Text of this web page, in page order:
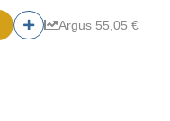
Argus 55,05 €